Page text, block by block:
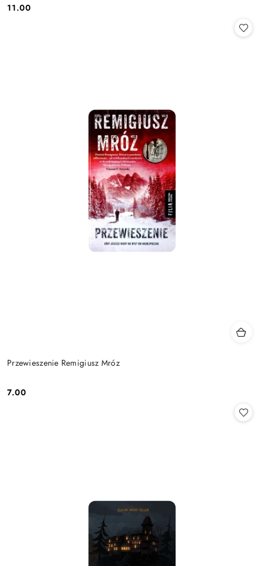
Cena:
11.00
Przewieszenie Remigiusz Mróz
Cena:
7.00